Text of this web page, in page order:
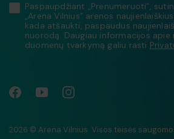
Paspaupdžiant „Prenumeruoti“,
„Arena Vilnius“ arenos
kada atšaukti, paspaudus
nuorodą. Daugiau informacijos apie
duomenų tvarkymą galiu rasti
2026 © Arena Vilnius. Visos teisės